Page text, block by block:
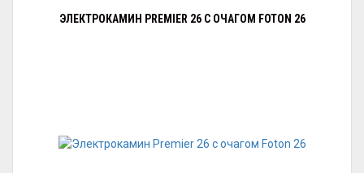
ЭЛЕКТРОКАМИН PREMIER 26 С ОЧАГОМ FOTON 26